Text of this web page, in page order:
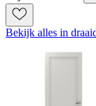
Bekijk alles in